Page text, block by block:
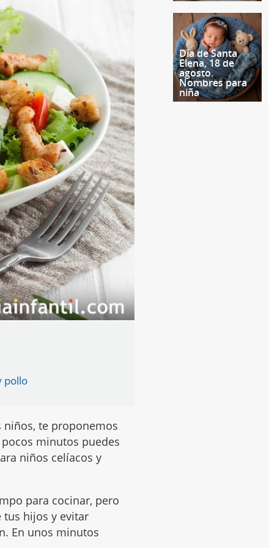
pollo
niños, te proponemos
minutos puedes
niños celíacos y
para cocinar, pero
tus hijos y evitar
En unos minutos
Día de Santa
Elena, 18 de
agosto.
Nombres para
niña